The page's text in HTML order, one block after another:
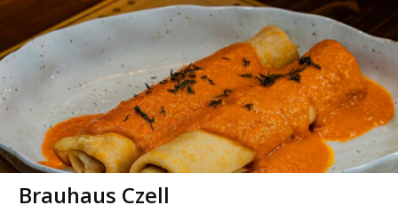
Brauhaus Czell